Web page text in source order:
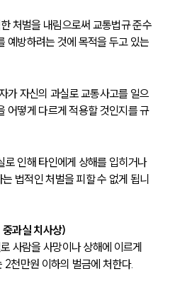
처벌을 내림으로써 교통법규 준수
예방하려는 것에 목적을 두고 있는
가 자신의 과실로 교통사고를 일으
어떻게 다르게 적용할 것인지를 규
로 인해 타인에게 상해를 입히거나
법적인 처벌을 피할 수 없게 됩니
과실 치사상)
사람을 사망이나 상해에 이르게
천만원 이하의 벌금에 처한다.